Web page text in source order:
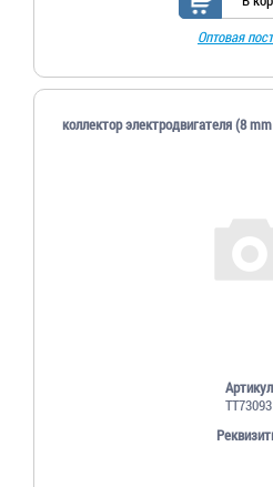
Оптовая
коллектор электродвигателя (8
Артикул
TT73093